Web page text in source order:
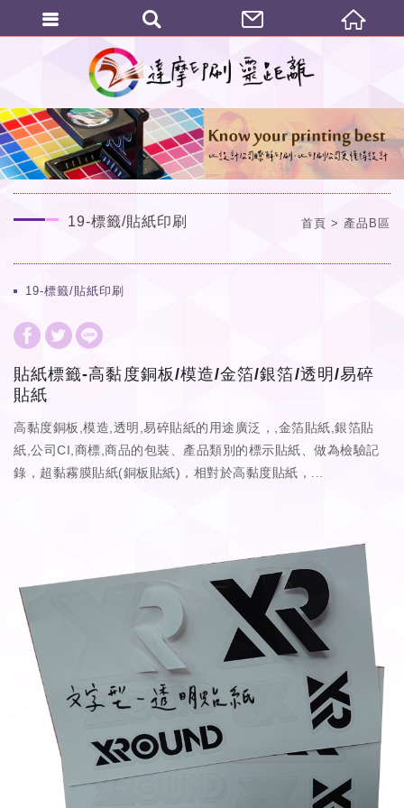
首頁 產品B區
19-標籤/貼紙印刷
19-標籤/貼紙印刷
貼紙標籤-高黏度銅板/模造/金箔/銀箔/透明/易碎
貼紙
高黏度銅板,模造,透明,易碎貼紙的用途廣泛，,金箔貼紙,銀箔貼
紙,公司CI,商標,商品的包裝、產品類別的標示貼紙、做為檢驗記
錄，超黏霧膜貼紙(銅板貼紙)，相對於高黏度貼紙，...
繁體中文